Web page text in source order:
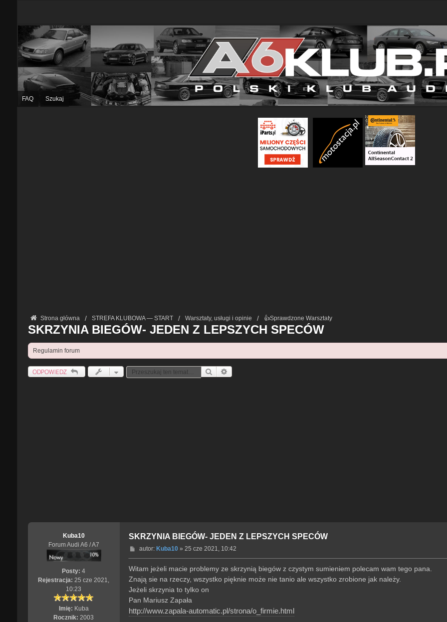
FAQ Szukaj
Strona główna STREFA KLUBOWA — START Warsztaty, usługi i opinie 👍Sprawdzone Warsztaty
SKRZYNIA BIEGÓW- JEDEN Z LEPSZYCH SPECÓW
Regulamin forum
ODPOWIEDZ Szukaj
Kuba10
Forum Audi A6 / A7
Posty: 4
Rejestracja: 25 cze 2021,
10:23
Imię: Kuba
Rocznik: 2003
SKRZYNIA BIEGÓW- JEDEN Z LEPSZYCH SPECÓW
P
o
s
autor: Kuba10» 25 cze 2021, 10:42
Witam jeżeli macie problemy ze skrzynią biegów z czystym sumieniem polecam wam tego pana.
Znają sie na rzeczy, wszystko pięknie może nie tanio ale wszystko zrobione jak należy.
Jeżeli skrzynia to tylko on
Pan Mariusz Zapała
http://www.zapala-automatic.pl/strona/o_firmie.html